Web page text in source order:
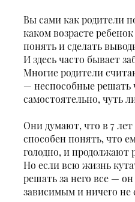
Вы сами как родители
каком возрасте
понять и сделать
И здесь часто бывает
Многие родители
— неспособные решать
самостоятельно, чуть
Они думают, что в 7
способен понять, что
голодно, и продолжают
Но если всю жизнь
решать за него все —
зависимым и ничего не